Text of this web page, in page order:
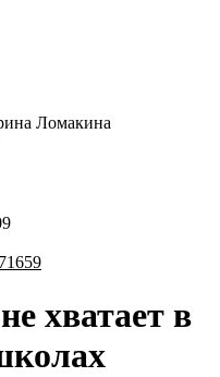
Ломакина
хватает в